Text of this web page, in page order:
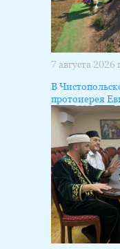
7 августа 2026
В
протоиерея